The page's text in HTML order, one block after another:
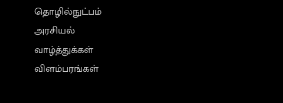
தொழில்நுட்பம்
அரசியல்
வாழ்த்துக்கள்
விளம்பரங்கள்